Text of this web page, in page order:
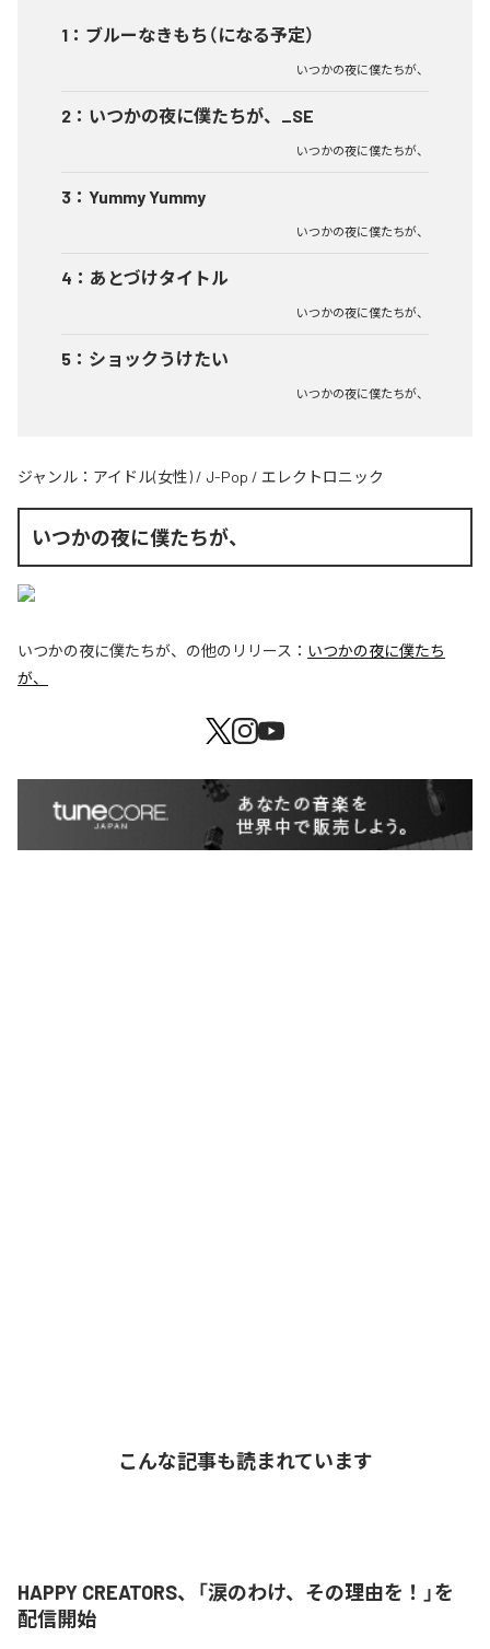
1 ： ブルーなきもち（になる予定）
いつかの夜に僕たちが、
2 ： いつかの夜に僕たちが、_SE
いつかの夜に僕たちが、
3 ： Yummy Yummy
いつかの夜に僕たちが、
4 ： あとづけタイトル
いつかの夜に僕たちが、
5 ： ショックうけたい
いつかの夜に僕たちが、
ジャンル： アイドル(女性) / J-Pop / エレクトロニック
いつかの夜に僕たちが、
いつかの夜に僕たちが、 の他のリリース： いつかの夜に僕たち
が、
こんな記事も読まれています
HAPPY CREATORS、「涙のわけ、その理由を！」を
配信開始